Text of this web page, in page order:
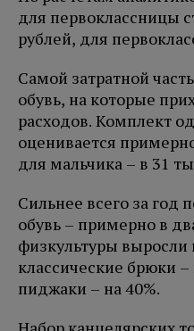
для первоклассницы
рублей, для
Самой затратной
обувь, на которые
расходов. Комплект
оценивается
для мальчика – в 31
Сильнее всего за год
обувь – примерно в
физкультуры выросли
классические брюки
пиджаки – на 40%.